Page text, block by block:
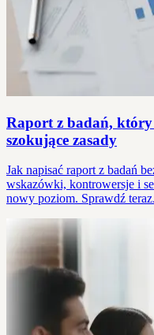
Raport z badań, który
szokujące zasady
Jak napisać raport z badań
wskazówki, kontrowersje i
nowy poziom. Sprawdź teraz.